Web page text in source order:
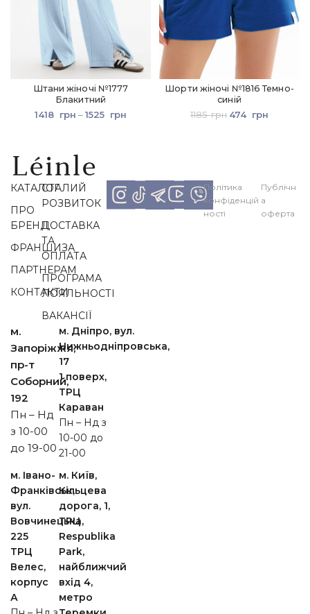
Штани жіночі №1777
Блакитний
1418 грн –1525 грн
Шорти жіночі №1816 Темно-
синій
1185грн 474 грн
м.
Запоріжжя,
пр-т
Cоборний,
192
Пн – Нд
з 10-00
до 19-00
м. Дніпро, вул.
Нижньодніпровська,
17
1 поверх,
ТРЦ
Караван
Пн – Нд з
10-00 до
21-00
м. Івано-
Франківськ,
вул.
Вовчинецька,
225
ТРЦ
Велес,
корпус
А
м. Київ,
Кільцева
дорога, 1,
ТРЦ
Respublika
Park,
найближчий
вхід 4,
метро
КАТАЛОГ
ПРО
БРЕНД
ФРАНШИЗА
ПАРТНЕРАМ
КОНТАКТИ
СТАЛИЙ
РОЗВИТОК
ДОСТАВКА
ТА
ОПЛАТА
ПРОГРАМА
ЛОЯЛЬНОСТІ
ВАКАНСІЇ
Політика
конфіденцій
ності
Публічн
а
оферта